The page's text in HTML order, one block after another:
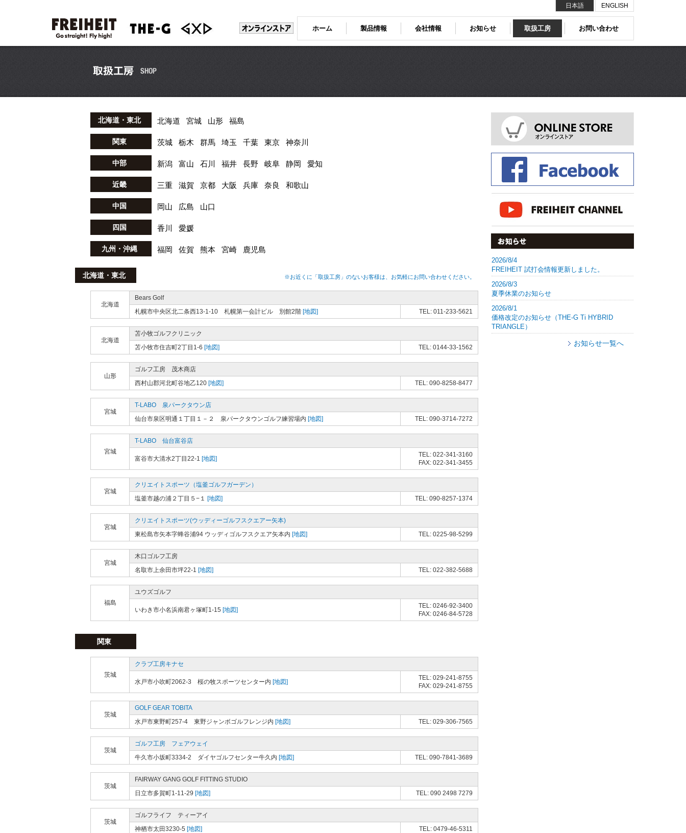
ホーム 製品情報 会社情報 お知らせ 取扱工房 お問い合わせ
日本語 ENGLISH
北海道・東北 北海道 宮城 山形 福島
関東 茨城 栃木 群馬 埼玉 千葉 東京 神奈川
中部 新潟 富山 石川 福井 長野 岐阜 静岡 愛知
近畿 三重 滋賀 京都 大阪 兵庫 奈良 和歌山
中国 岡山 広島 山口
四国 香川 愛媛
九州・沖縄 福岡 佐賀 熊本 宮崎 鹿児島
※お近くに「取扱工房」のないお客様は、お気軽にお問い合わせください。
北海道・東北
北海道
Bears Golf
札幌市中央区北二条西13-1-10 札幌第一会計ビル 別館2階 [地図] TEL: 011-233-5621
北海道
苫小牧ゴルフクリニック
苫小牧市住吉町2丁目1-6 [地図] TEL: 0144-33-1562
山形
ゴルフ工房 茂木商店
西村山郡河北町谷地乙120 [地図] TEL: 090-8258-8477
宮城
T-LABO 泉パークタウン店
仙台市泉区明通１丁目１－２ 泉パークタウンゴルフ練習場内 [地図] TEL: 090-3714-7272
宮城
T-LABO 仙台富谷店
富谷市大清水2丁目22-1 [地図]
TEL: 022-341-3160
FAX: 022-341-3455
宮城
クリエイトスポーツ（塩釜ゴルフガーデン）
塩釜市越の浦２丁目５−１ [地図] TEL: 090-8257-1374
宮城
クリエイトスポーツ(ウッディーゴルフスクエアー矢本)
東松島市矢本字蜂谷浦94 ウッディゴルフスクエア矢本内 [地図] TEL: 0225-98-5299
宮城
木口ゴルフ工房
名取市上余田市坪22-1 [地図] TEL: 022-382-5688
福島
ユウズゴルフ
いわき市小名浜南君ヶ塚町1-15 [地図]
TEL: 0246-92-3400
FAX: 0246-84-5728
関東
茨城
クラブ工房キナセ
水戸市小吹町2062-3 桜の牧スポーツセンター内 [地図]
TEL: 029-241-8755
FAX: 029-241-8755
茨城
GOLF GEAR TOBITA
水戸市東野町257-4 東野ジャンボゴルフレンジ内 [地図] TEL: 029-306-7565
茨城
ゴルフ工房 フェアウェイ
牛久市小坂町3334-2 ダイヤゴルフセンター牛久内 [地図] TEL: 090-7841-3689
茨城
FAIRWAY GANG GOLF FITTING STUDIO
日立市多賀町1-11-29 [地図] TEL: 090 2498 7279
茨城
ゴルフライフ ティーアイ
神栖市太田3230-5 [地図] TEL: 0479-46-5311
2026/8/4
FREIHEIT 試打会情報更新しました。
2026/8/3
夏季休業のお知らせ
2026/8/1
価格改定のお知らせ（THE-G Ti HYBRID
TRIANGLE）
お知らせ一覧へ